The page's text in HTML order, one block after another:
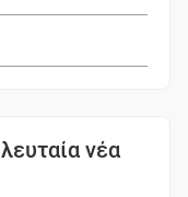
νέα